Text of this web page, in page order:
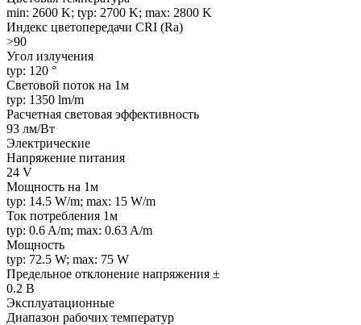
min: 2600 K; typ: 2700 K; max: 2800 K
Индекс цветопередачи CRI (Ra)
>90
Угол излучения
typ: 120 °
Световой поток на 1м
typ: 1350 lm/m
Расчетная световая эффективность
93 лм/Вт
Электрические
Напряжение питания
24 V
Мощность на 1м
typ: 14.5 W/m; max: 15 W/m
Ток потребления 1м
typ: 0.6 A/m; max: 0.63 A/m
Мощность
typ: 72.5 W; max: 75 W
Предельное отклонение напряжения ±
0.2 В
Эксплуатационные
Диапазон рабочих температур